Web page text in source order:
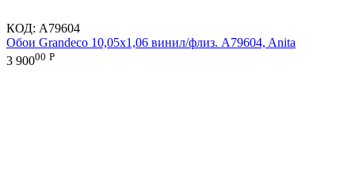
КОД: A79604
Обои Grandeco 10,05х1,06 винил/флиз. A79604, Anita
3 90000 Р